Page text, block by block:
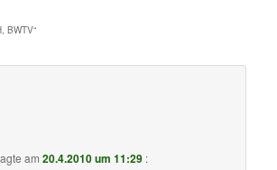
BWTV“
am20.4.2010 um 11:29 :